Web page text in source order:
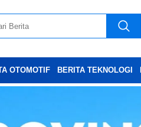
OTOMOTIF BERITA TEKNOLOGI